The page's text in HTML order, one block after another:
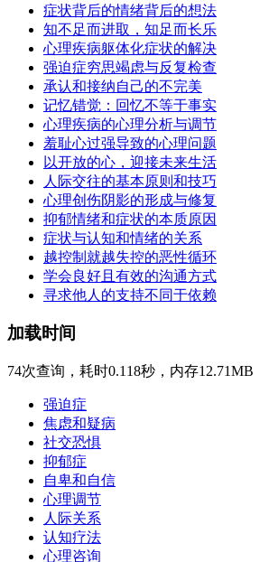
症状背后的情绪背后的想法
知不足而进取，知足而长乐
心理疾病躯体化症状的解决
强迫症穷思竭虑与反复检查
承认和接纳自己的不完美
记忆错觉：回忆不等于事实
心理疾病的心理分析与调节
羞耻心过强导致的心理问题
以开放的心，迎接未来生活
人际交往的基本原则和技巧
心理创伤阴影的形成与修复
抑郁情绪和症状的本质原因
症状与认知和情绪的关系
越控制就越失控的恶性循环
学会良好且有效的沟通方式
寻求他人的支持不同于依赖
加载时间
74次查询，耗时0.118秒，内存12.71MB
强迫症
焦虑和疑病
社交恐惧
抑郁症
自卑和自信
心理调节
人际关系
认知疗法
心理咨询